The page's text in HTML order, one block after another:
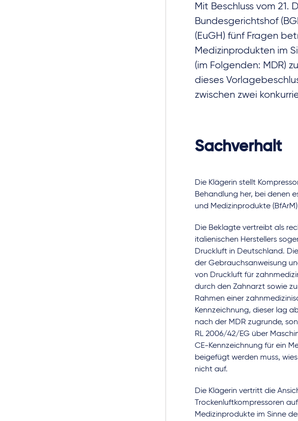
Mit Beschluss vom 21.
Bundesgerichtshof
(EuGH) fünf Fragen
Medizinprodukten im
(im Folgenden: MDR)
dieses
zwischen zwei
Sachverhalt
Die Klägerin stellt
Behandlung her, bei denen
und Medizinprodukte
Die Beklagte vertreibt als
italienischen Herstellers
Druckluft in Deutschland.
der Gebrauchsanweisung
von Druckluft für
durch den Zahnarzt sowie
Rahmen einer
Kennzeichnung, dieser lag
nach der MDR zugrunde,
RL 2006/42/EG über
CE-Kennzeichnung für ein
beigefügt werden muss,
nicht auf.
Die Klägerin vertritt die
Trockenluftkompressoren
Medizinprodukte im Sinne